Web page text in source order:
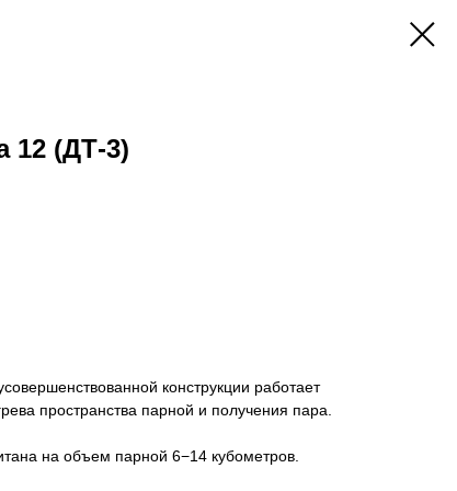
12 (ДТ-3)
конструкции работает
пространства парной и получения пара.
на объем парной 6−14 кубометров.